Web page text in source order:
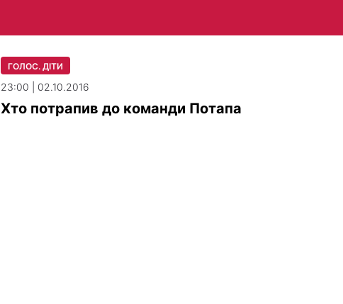
ГОЛОС. ДІТИ
23:00 | 02.10.2016
​Хто потрапив до команди Потапа